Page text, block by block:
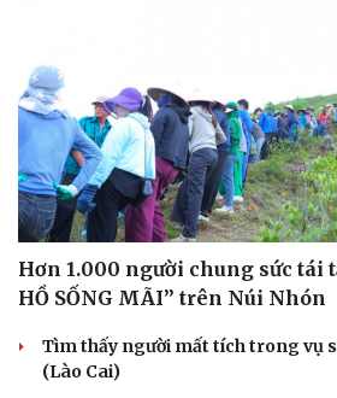
Du lịch
Săn Tour
check-in
Đọc
Hơn 1.000 người chung sức tái
HỒ SỐNG MÃI” trên Núi Nhón
Tìm thấy người mất tích trong vụ
(Lào Cai)